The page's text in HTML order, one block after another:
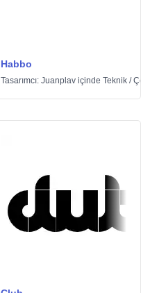
Habbo
Tasarımcı: Juanplav içinde Teknik /